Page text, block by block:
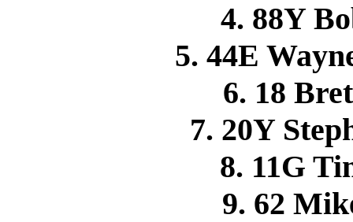
4. 88Y
5. 44E
6. 18
7. 20Y
8. 11G
9. 62